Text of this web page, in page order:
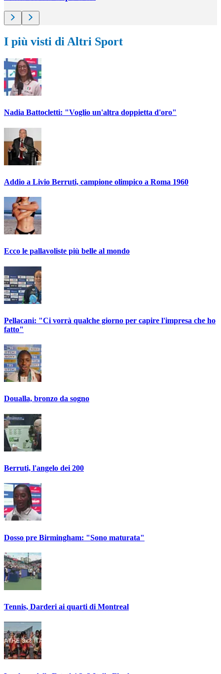
I più visti di Altri Sport
Nadia Battocletti: "Voglio un'altra doppietta d'oro"
Addio a Livio Berruti, campione olimpico a Roma 1960
Ecco le pallavoliste più belle al mondo
Pellacani: "Ci vorrà qualche giorno per capire l'impresa che ho
fatto"
Doualla, bronzo da sogno
Berruti, l'angelo dei 200
Dosso pre Birmingham: "Sono maturata"
Tennis, Darderi ai quarti di Montreal